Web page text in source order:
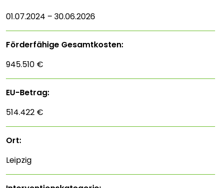
01.07.2024 – 30.06.2026
Förderfähige Gesamtkosten:
945.510 €
EU-Betrag:
514.422 €
Ort:
Leipzig